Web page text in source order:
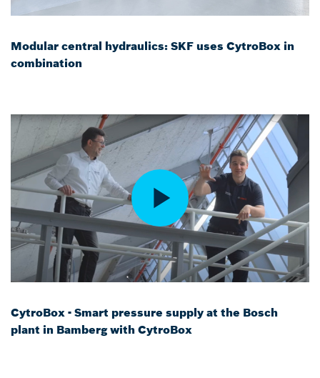
Modular central hydraulics: SKF uses CytroBox in
combination
CytroBox - Smart pressure supply at the Bosch
plant in Bamberg with CytroBox